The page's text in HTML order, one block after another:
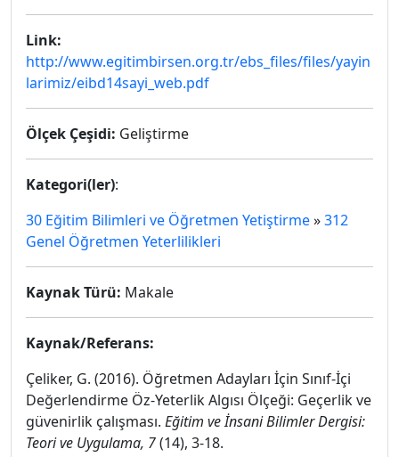
Link:
http://www.egitimbirsen.org.tr/ebs_files/files/yayin
larimiz/eibd14sayi_web.pdf
Ölçek Çeşidi: Geliştirme
Kategori(ler):
30 Eğitim Bilimleri ve Öğretmen Yetiştirme»312
Genel Öğretmen Yeterlilikleri
Kaynak Türü: Makale
Kaynak/Referans:
Çeliker, G. (2016). Öğretmen Adayları İçin Sınıf-İçi
Değerlendirme Öz-Yeterlik Algısı Ölçeği: Geçerlik ve
güvenirlik çalışması. Eğitim ve İnsani Bilimler Dergisi:
Teori ve Uygulama, 7(14), 3-18.